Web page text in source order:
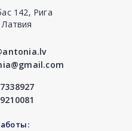
142, Рига
Латвия